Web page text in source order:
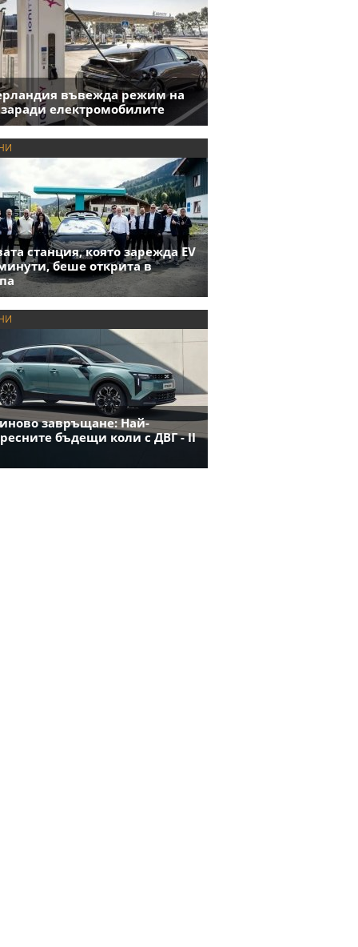
въвежда режим на
заради електромобилите
станция, която зарежда EV
беше открита в
завръщане: Най-
бъдещи коли с ДВГ - II